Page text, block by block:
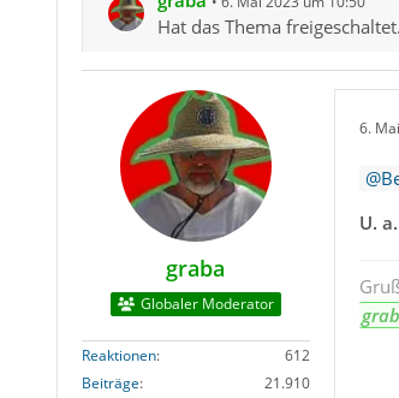
Hat das Thema freigeschaltet.
graba
Globaler Moderator
Reaktionen
612
Beiträge
21.910
6.
U.